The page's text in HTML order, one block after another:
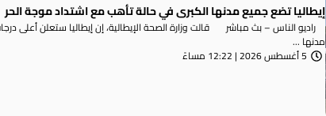
إيطاليا تضع جميع مدنها الكبرى في حالة تأهب مع اشتداد موجة الحر
راديو الناس – بث مباشر قالت وزارة الصحة الإيطالية، إن إيطاليا ستعلن أعلى
مدنها ...
5 أغسطس 2026 | 12:22 مساءً